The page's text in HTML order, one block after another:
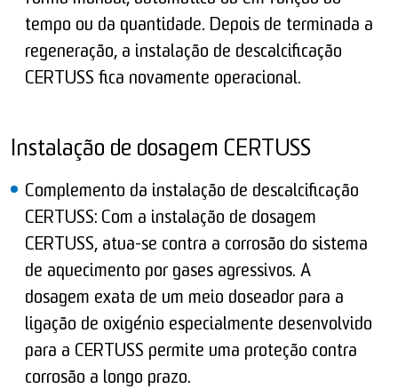
tempo ou da quantidade. Depois de terminada a
regeneração, a instalação de descalcificação
CERTUSS fica novamente operacional.
Instalação de dosagem CERTUSS
Complemento da instalação de descalcificação
CERTUSS: Com a instalação de dosagem
CERTUSS, atua-se contra a corrosão do sistema
de aquecimento por gases agressivos. A
dosagem exata de um meio doseador para a
ligação de oxigénio especialmente desenvolvido
para a CERTUSS permite uma proteção contra
corrosão a longo prazo.